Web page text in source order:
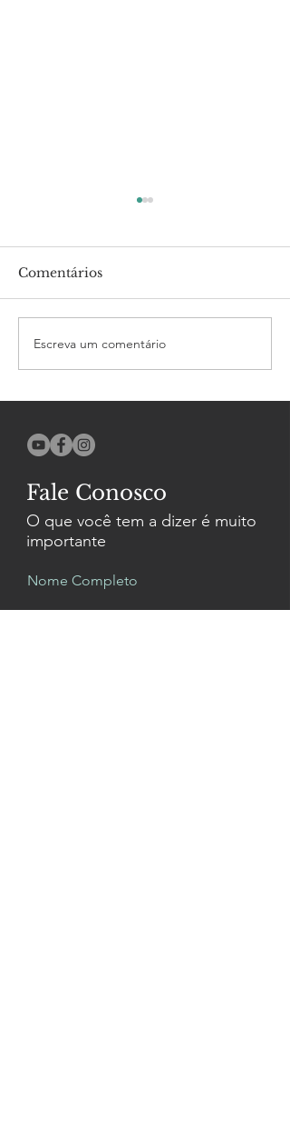
Gravação do CD
Consagrado
Comentários
Escreva um comentário
Fale Conosco
O que você tem a dizer é muito
importante
Nome Completo